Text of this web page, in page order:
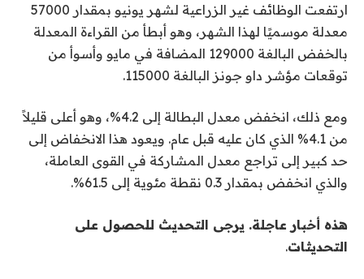
ارتفعت الوظائف غير الزراعية لشهر يونيو بمقدار 57000
معدلة موسميًا لهذا الشهر، وهو أبطأ من القراءة المعدلة
بالخفض البالغة 129000 المضافة في مايو وأسوأ من
توقعات مؤشر داو جونز البالغة 115000.
ومع ذلك، انخفض معدل البطالة إلى 4.2%، وهو أعلى قليلاً
من 4.1% الذي كان عليه قبل عام. ويعود هذا الانخفاض إلى
حد كبير إلى تراجع معدل المشاركة في القوى العاملة،
والذي انخفض بمقدار 0.3 نقطة مئوية إلى 61.5%.
هذه أخبار عاجلة. يرجى التحديث للحصول على
التحديثات.